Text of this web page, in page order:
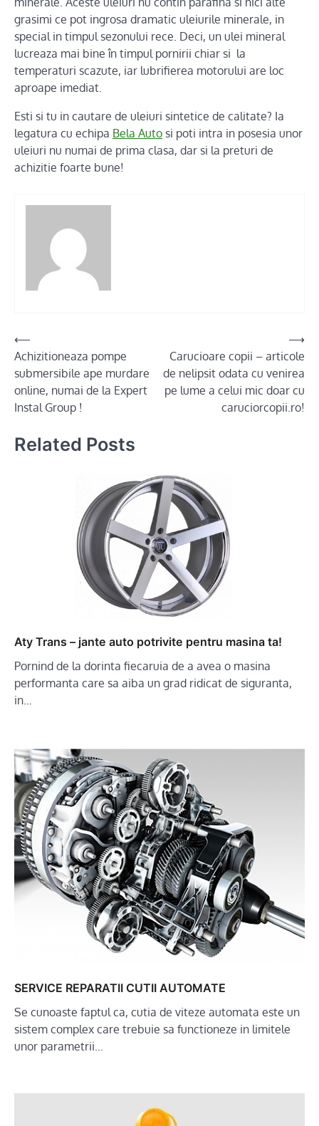
grasimi ce pot ingrosa dramatic uleiurile minerale, in
special in timpul sezonului rece. Deci, un ulei mineral
lucreaza mai bine în timpul pornirii chiar si la
temperaturi scazute, iar lubrifierea motorului are loc
aproape imediat.
Esti si tu in cautare de uleiuri sintetice de calitate? Ia
legatura cu echipa Bela Auto si poti intra in posesia unor
uleiuri nu numai de prima clasa, dar si la preturi de
achizitie foarte bune!
Post
navigation
⟵
Achizitioneaza pompe
submersibile ape murdare
online, numai de la Expert
Instal Group !
Carucioare copii – articole
de nelipsit odata cu venirea
pe lume a celui mic doar cu
caruciorcopii.ro!
⟶
Related Posts
Aty Trans – jante auto potrivite pentru masina ta!
Pornind de la dorinta fiecaruia de a avea o masina
performanta care sa aiba un grad ridicat de siguranta,
in…
SERVICE REPARATII CUTII AUTOMATE
Se cunoaste faptul ca, cutia de viteze automata este un
sistem complex care trebuie sa functioneze in limitele
unor parametrii…